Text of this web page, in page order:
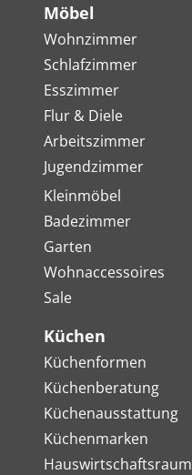
Möbel
Wohnzimmer
Schlafzimmer
Esszimmer
Flur & Diele
Arbeitszimmer
Jugendzimmer
Kleinmöbel
Badezimmer
Garten
Wohnaccessoires
Sale
Küchen
Küchenformen
Küchenberatung
Küchenausstattung
Küchenmarken
Hauswirtschaftsraum